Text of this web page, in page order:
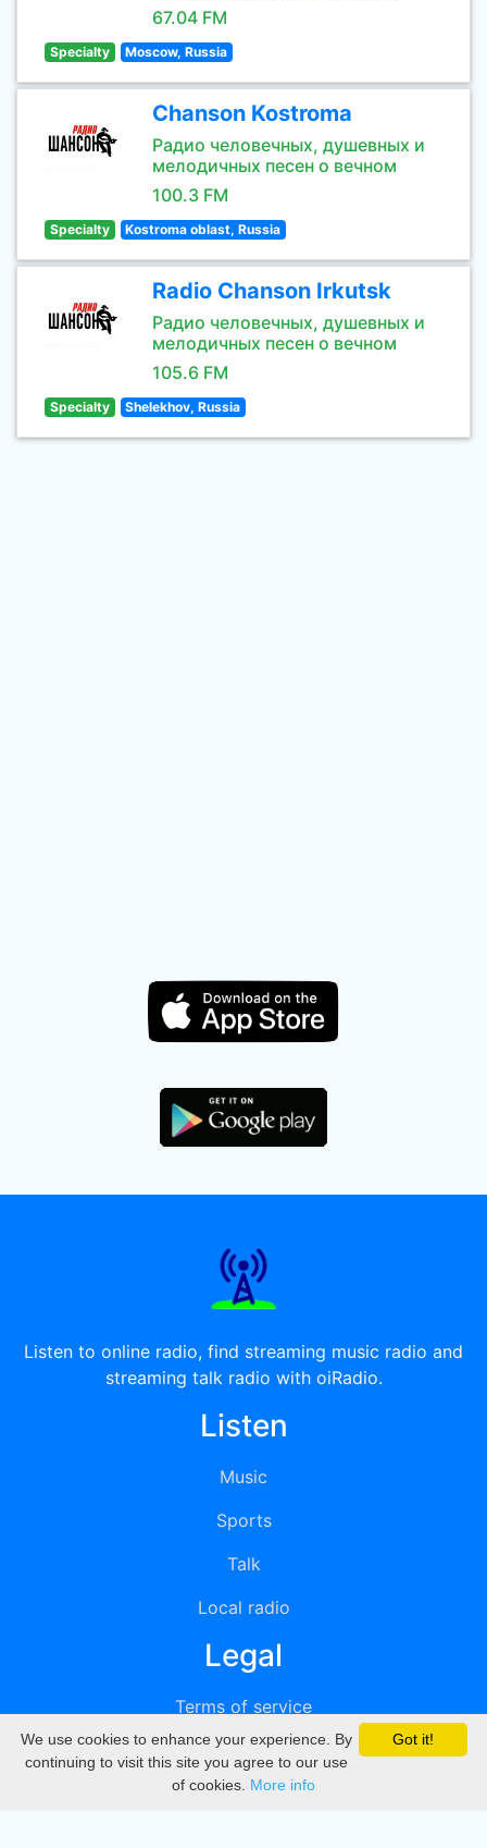
67.04 FM
Specialty Moscow, Russia
Chanson Kostroma
Радио человечных, душевных и
мелодичных песен о вечном
100.3 FM
Specialty Kostroma oblast, Russia
Radio Chanson Irkutsk
Радио человечных, душевных и
мелодичных песен о вечном
105.6 FM
Specialty Shelekhov, Russia
Listen to online radio, find streaming music radio and
streaming talk radio with oiRadio.
Listen
Music
Sports
Talk
Local radio
Legal
Terms of service
Privacy
DMCA
Got it!
We use cookies to enhance your experience. By
continuing to visit this site you agree to our use
of cookies. More info